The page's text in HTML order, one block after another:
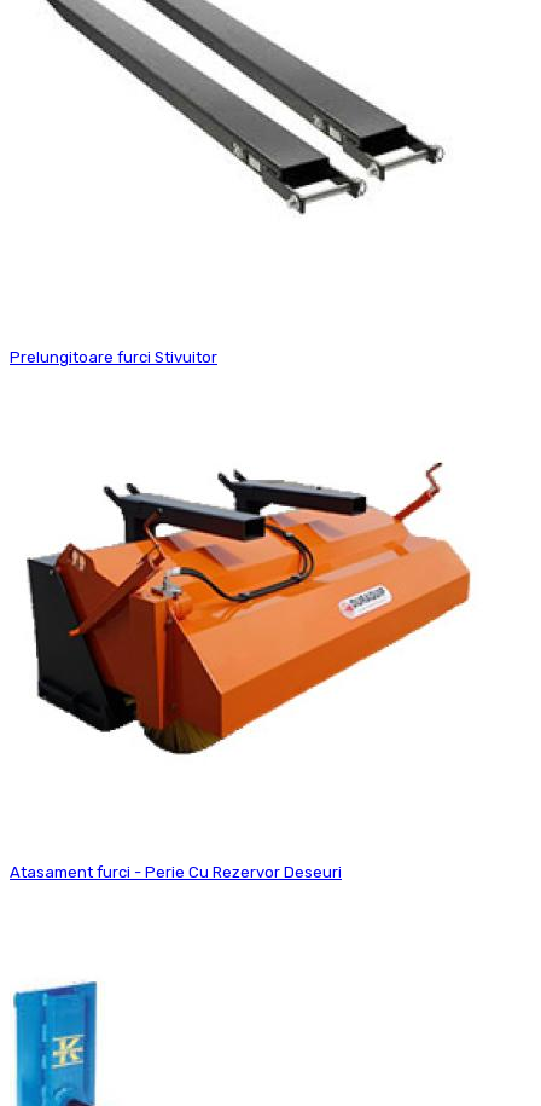
Prelungitoare furci Stivuitor
Atasament furci - Perie Cu Rezervor Deseuri